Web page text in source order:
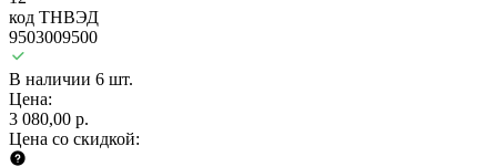
код ТНВЭД
9503009500
В наличии 6 шт.
Цена:
3 080,00 р.
Цена со скидкой: